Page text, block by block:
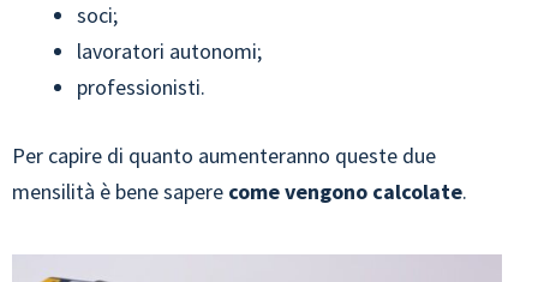
soci;
lavoratori autonomi;
professionisti.
Per capire di quanto aumenteranno queste due
mensilità è bene sapere come vengono calcolate.